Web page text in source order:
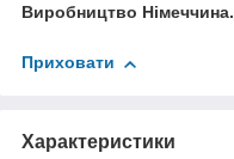
Виробництво Німеччина.
Приховати
Характеристики